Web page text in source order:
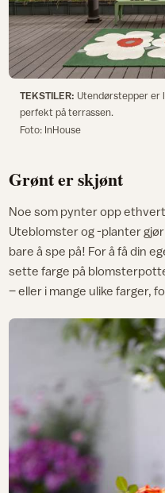
TEKSTILER: Utendørstepper er
perfekt på terrassen.
Foto: InHouse
Grønt er skjønt
Noe som pynter opp
Uteblomster og -planter
bare å spe på! For å få din
sette farge på
– eller i mange ulike farger,